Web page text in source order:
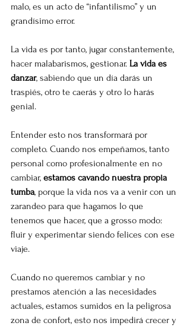
malo, es un acto de “infantilismo” y un
grandísimo error.
La vida es por tanto, jugar constantemente,
hacer malabarismos, gestionar. La vida es
danzar, sabiendo que un día darás un
traspiés, otro te caerás y otro lo harás
genial.
Entender esto nos transformará por
completo. Cuando nos empeñamos, tanto
personal como profesionalmente en no
cambiar, estamos cavando nuestra propia
tumba, porque la vida nos va a venir con un
zarandeo para que hagamos lo que
tenemos que hacer, que a grosso modo:
fluir y experimentar siendo felices con ese
viaje.
Cuando no queremos cambiar y no
prestamos atención a las necesidades
actuales, estamos sumidos en la peligrosa
zona de confort, esto nos impedirá crecer y